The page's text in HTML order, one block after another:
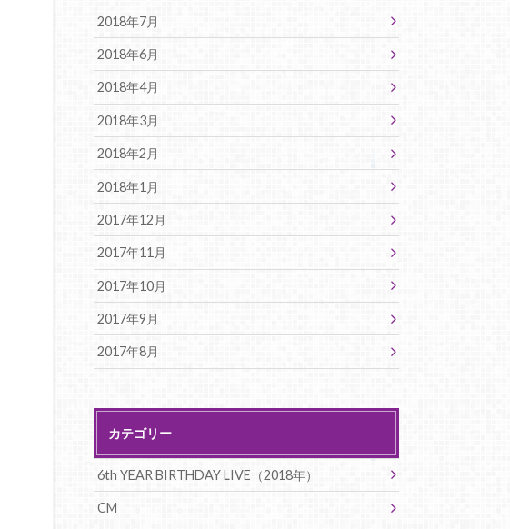
2018年7月
2018年6月
2018年4月
2018年3月
2018年2月
2018年1月
2017年12月
2017年11月
2017年10月
2017年9月
2017年8月
カテゴリー
6th YEAR BIRTHDAY LIVE（2018年）
CM